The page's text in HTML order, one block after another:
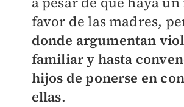
favor de las madres,
donde argumentan
familiar y hasta
hijos de ponerse en
ellas.